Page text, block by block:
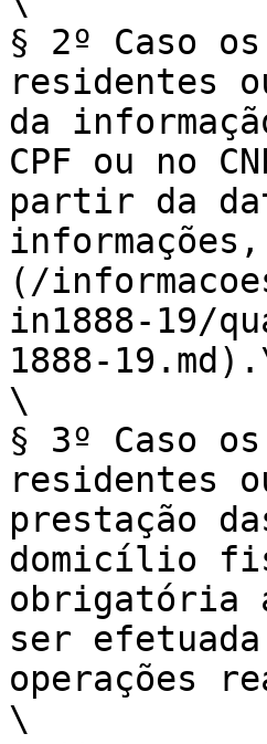
§ 2º Caso
residentes
da
CPF ou no
partir da
(/
in1888-19/
1888-
\
§ 3º Caso
residentes
prestação
domicílio
obrigatória
ser
operações
\